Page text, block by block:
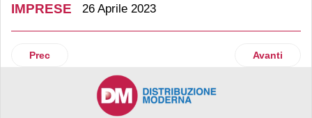
IMPRESE 26 Aprile 2023
Articolo precedente: Coati, la produzione riparte con
Prec Articolo
Avanti